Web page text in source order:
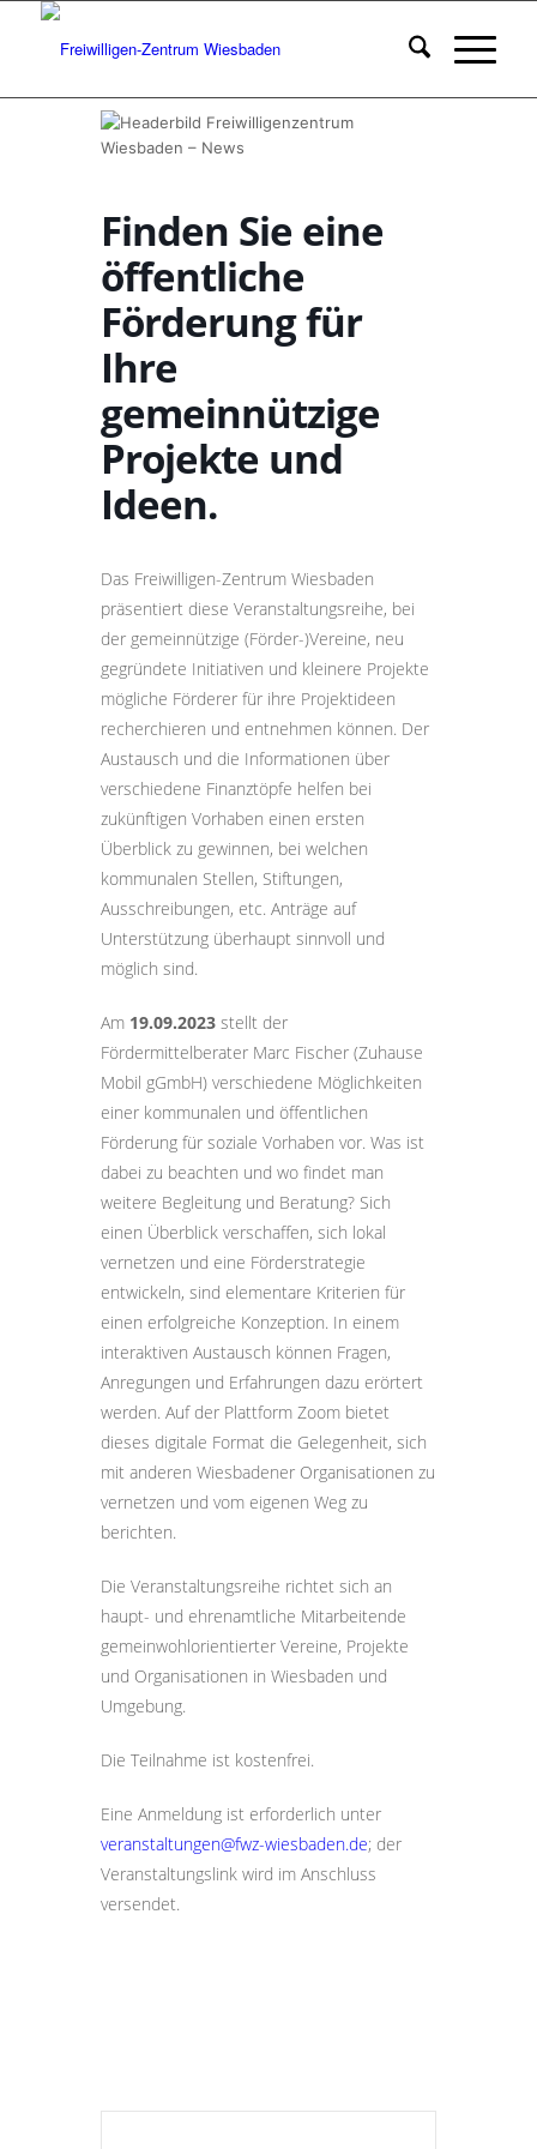
Finden Sie eine
öffentliche
Förderung für
Ihre
gemeinnützige
Projekte und
Ideen.
Das Freiwilligen-Zentrum Wiesbaden
präsentiert diese Veranstaltungsreihe, bei
der gemeinnützige (Förder-)Vereine, neu
gegründete Initiativen und kleinere Projekte
mögliche Förderer für ihre Projektideen
recherchieren und entnehmen können. Der
Austausch und die Informationen über
verschiedene Finanztöpfe helfen bei
zukünftigen Vorhaben einen ersten
Überblick zu gewinnen, bei welchen
kommunalen Stellen, Stiftungen,
Ausschreibungen, etc. Anträge auf
Unterstützung überhaupt sinnvoll und
möglich sind.
Am 19.09.2023 stellt der
Fördermittelberater Marc Fischer (Zuhause
Mobil gGmbH) verschiedene Möglichkeiten
einer kommunalen und öffentlichen
Förderung für soziale Vorhaben vor. Was ist
dabei zu beachten und wo findet man
weitere Begleitung und Beratung? Sich
einen Überblick verschaffen, sich lokal
vernetzen und eine Förderstrategie
entwickeln, sind elementare Kriterien für
einen erfolgreiche Konzeption. In einem
interaktiven Austausch können Fragen,
Anregungen und Erfahrungen dazu erörtert
werden. Auf der Plattform Zoom bietet
dieses digitale Format die Gelegenheit, sich
mit anderen Wiesbadener Organisationen zu
vernetzen und vom eigenen Weg zu
berichten.
Die Veranstaltungsreihe richtet sich an
haupt- und ehrenamtliche Mitarbeitende
gemeinwohlorientierter Vereine, Projekte
und Organisationen in Wiesbaden und
Umgebung.
Die Teilnahme ist kostenfrei.
Eine Anmeldung ist erforderlich unter
veranstaltungen@fwz-wiesbaden.de; der
Veranstaltungslink wird im Anschluss
versendet.